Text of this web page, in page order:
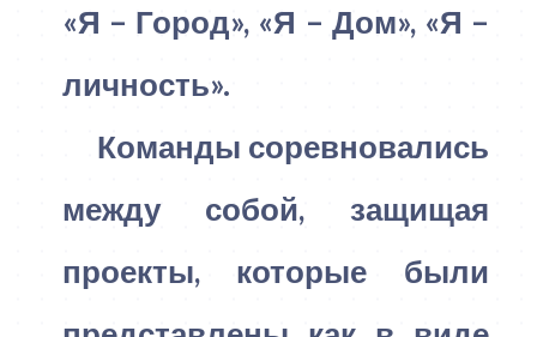
«Я – Город», «Я – Дом», «Я –
личность».
Команды соревновались
между собой, защищая
проекты, которые были